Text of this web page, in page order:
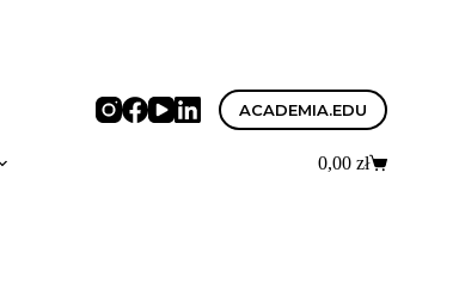
ACADEMIA.EDU
Koszyk
0,00 zł